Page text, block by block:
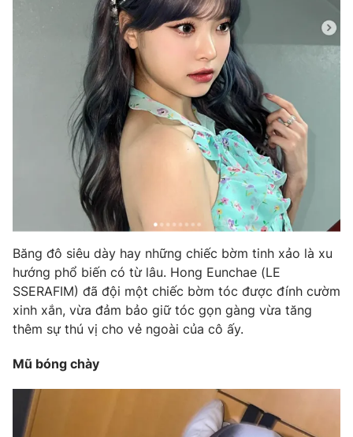
Băng đô siêu dày hay những chiếc bờm tinh xảo là xu
hướng phổ biến có từ lâu. Hong Eunchae (LE
SSERAFIM) đã đội một chiếc bờm tóc được đính cườm
xinh xắn, vừa đảm bảo giữ tóc gọn gàng vừa tăng
thêm sự thú vị cho vẻ ngoài của cô ấy.
Mũ bóng chày